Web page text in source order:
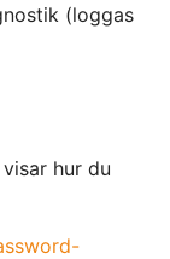
(loggas
hur du